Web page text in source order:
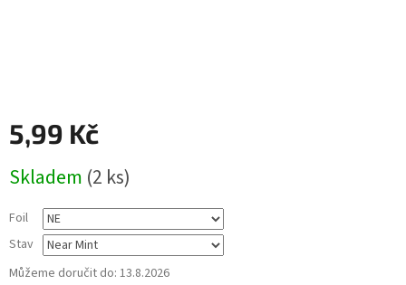
5,99 Kč
cena:
Skladem (2 ks)
Foil
Stav
Můžeme doručit do: 13.8.2026